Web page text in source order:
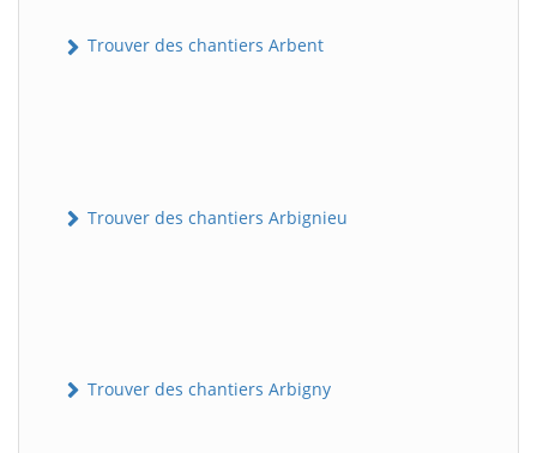
Trouver des chantiers Arbent
Trouver des chantiers Arbignieu
Trouver des chantiers Arbigny